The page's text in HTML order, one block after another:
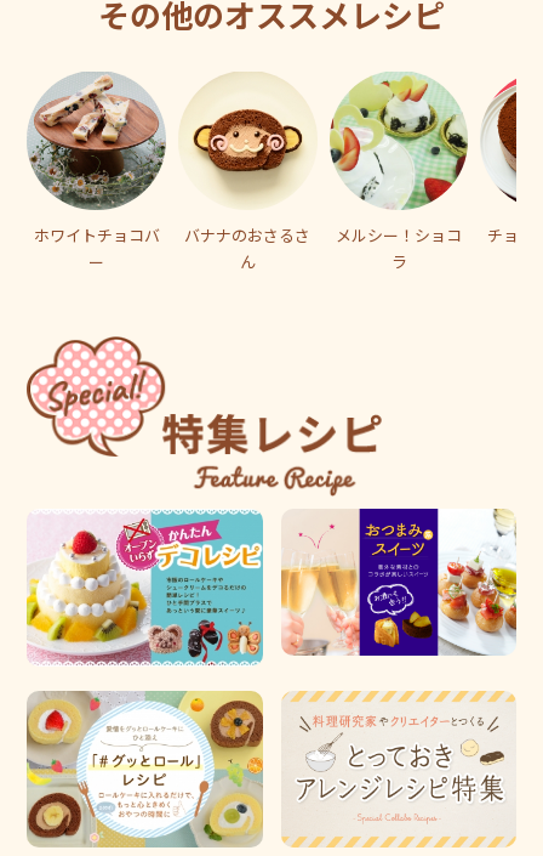
その他のオススメレシピ
ホワイトチョコバ
ー
バナナのおさるさ
ん
メルシー！ショコ
ラ
チョコ